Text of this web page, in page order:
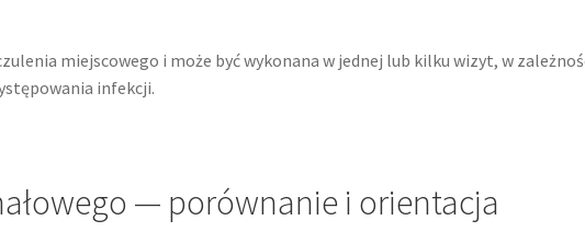
miejscowego i może być wykonana w jednej lub kilku wizyt, w
infekcji.
— porównanie i orientacja